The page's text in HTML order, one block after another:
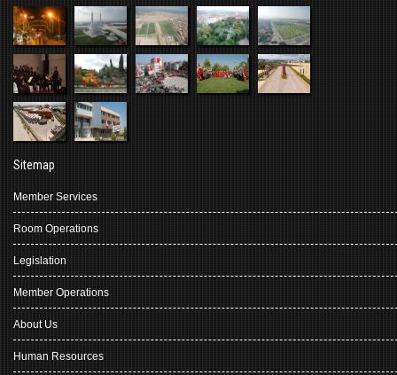
Sitemap
Member Services
Room Operations
Legislation
Member Operations
About Us
Human Resources